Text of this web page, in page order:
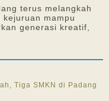
terus melangkah
mampu
generasi kreatif,
Tiga SMKN di Padang